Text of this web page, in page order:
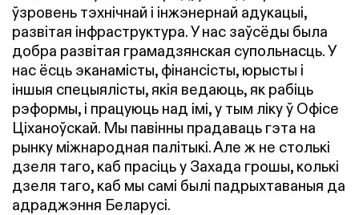
ўзровень тэхнічнай і інжэнернай адукацыі,
развітая інфраструктура. У нас заўсёды была
добра развітая грамадзянская супольнасць. У
нас ёсць эканамісты, фінансісты, юрысты і
іншыя спецыялісты, якія ведаюць, як рабіць
рэформы, і працуюць над імі, у тым ліку ў Офісе
Ціханоўскай. Мы павінны прадаваць гэта на
рынку міжнародная палітыкі. Але ж не столькі
дзеля таго, каб прасіць у Захада грошы, колькі
дзеля таго, каб мы самі былі падрыхтаваныя да
адраджэння Беларусі.